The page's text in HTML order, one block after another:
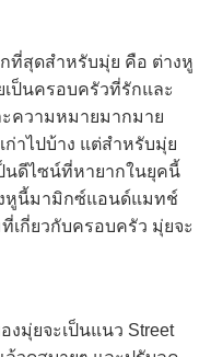
สุดสำหรับมุ่ย คือ ต่างหู
ป็นครอบครัวที่รักและ
ความหมายมากมาย
าไปบ้าง แต่สำหรับมุ่ย
นดีไซน์ที่หายากในยุคนี้
หูนี้มามิกซ์แอนด์แมทช์
เกี่ยวกับครอบครัว มุ่ยจะ
มุ่ยจะเป็นแนว Street